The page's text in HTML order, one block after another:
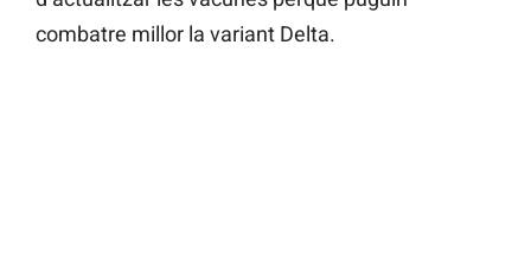
combatre millor la variant Delta.